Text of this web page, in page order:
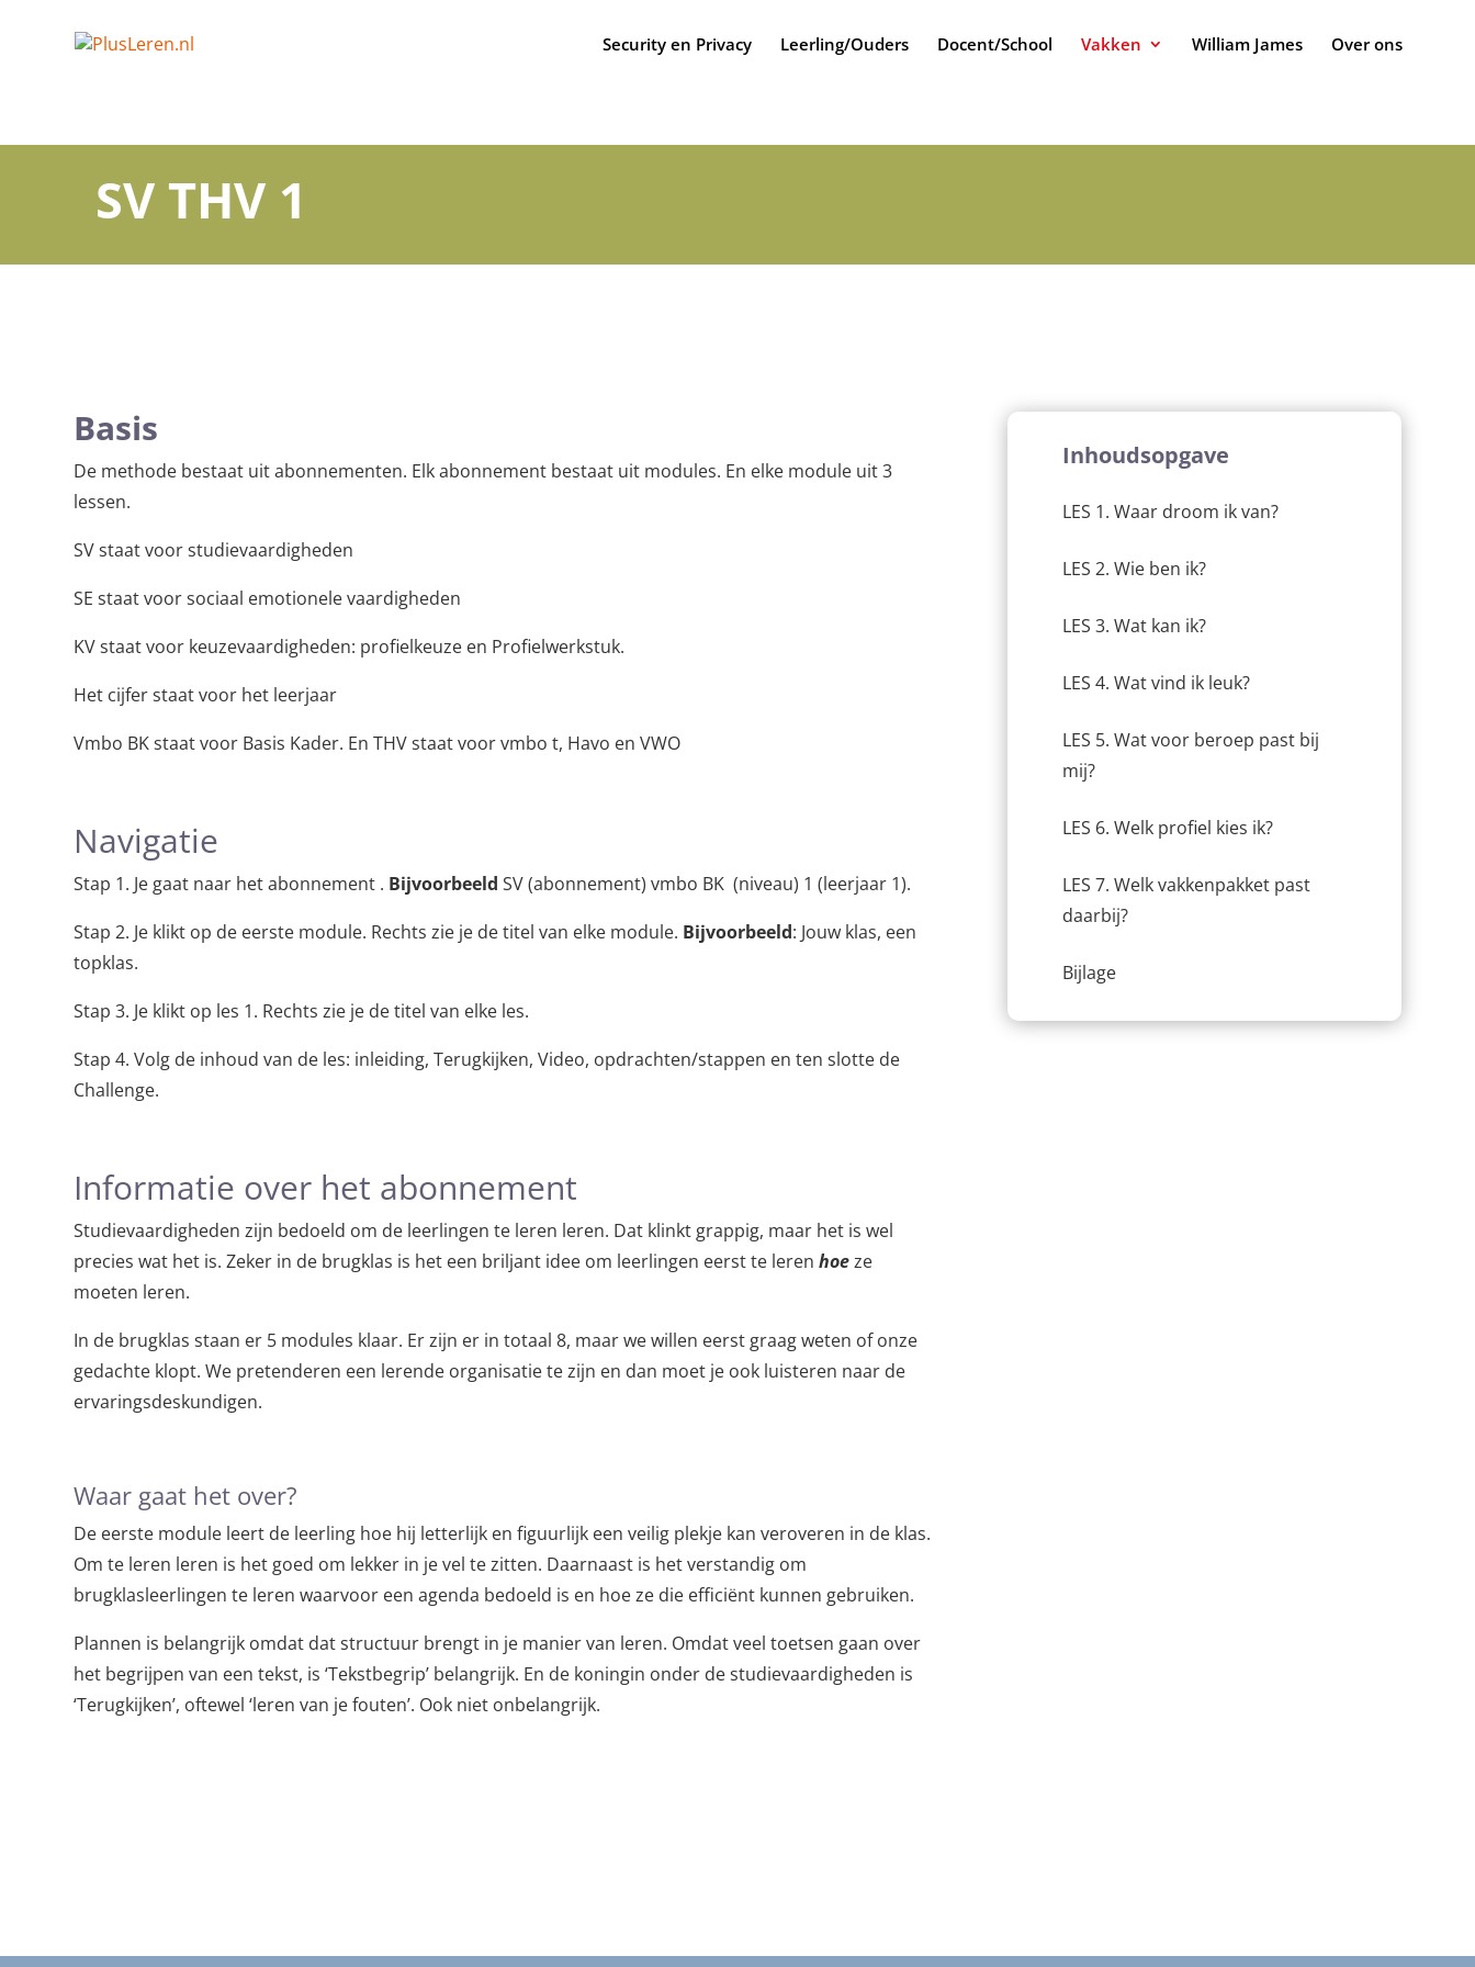
Security en Privacy Leerling/Ouders Docent/School Vakken William James Over ons
SV THV 1
Basis
De methode bestaat uit abonnementen. Elk abonnement bestaat uit modules. En elke module uit 3
lessen.
SV staat voor studievaardigheden
SE staat voor sociaal emotionele vaardigheden
KV staat voor keuzevaardigheden: profielkeuze en Profielwerkstuk.
Het cijfer staat voor het leerjaar
Vmbo BK staat voor Basis Kader. En THV staat voor vmbo t, Havo en VWO
Navigatie
Stap 1. Je gaat naar het abonnement . Bijvoorbeeld SV (abonnement) vmbo BK (niveau) 1 (leerjaar 1).
Stap 2. Je klikt op de eerste module. Rechts zie je de titel van elke module. Bijvoorbeeld: Jouw klas, een
topklas.
Stap 3. Je klikt op les 1. Rechts zie je de titel van elke les.
Stap 4. Volg de inhoud van de les: inleiding, Terugkijken, Video, opdrachten/stappen en ten slotte de
Challenge.
Informatie over het abonnement
Studievaardigheden zijn bedoeld om de leerlingen te leren leren. Dat klinkt grappig, maar het is wel
precies wat het is. Zeker in de brugklas is het een briljant idee om leerlingen eerst te lerenhoeze
moeten leren.
In de brugklas staan er 5 modules klaar. Er zijn er in totaal 8, maar we willen eerst graag weten of onze
gedachte klopt. We pretenderen een lerende organisatie te zijn en dan moet je ook luisteren naar de
ervaringsdeskundigen.
Waar gaat het over?
De eerste module leert de leerling hoe hij letterlijk en figuurlijk een veilig plekje kan veroveren in de klas.
Om te leren leren is het goed om lekker in je vel te zitten. Daarnaast is het verstandig om
brugklasleerlingen te leren waarvoor een agenda bedoeld is en hoe ze die efficiënt kunnen gebruiken.
Plannen is belangrijk omdat dat structuur brengt in je manier van leren. Omdat veel toetsen gaan over
het begrijpen van een tekst, is ‘Tekstbegrip’ belangrijk. En de koningin onder de studievaardigheden is
‘Terugkijken’, oftewel ‘leren van je fouten’. Ook niet onbelangrijk.
Inhoudsopgave
LES 1. Waar droom ik van?
LES 2. Wie ben ik?
LES 3. Wat kan ik?
LES 4. Wat vind ik leuk?
LES 5. Wat voor beroep past bij
mij?
LES 6. Welk profiel kies ik?
LES 7. Welk vakkenpakket past
daarbij?
Bijlage